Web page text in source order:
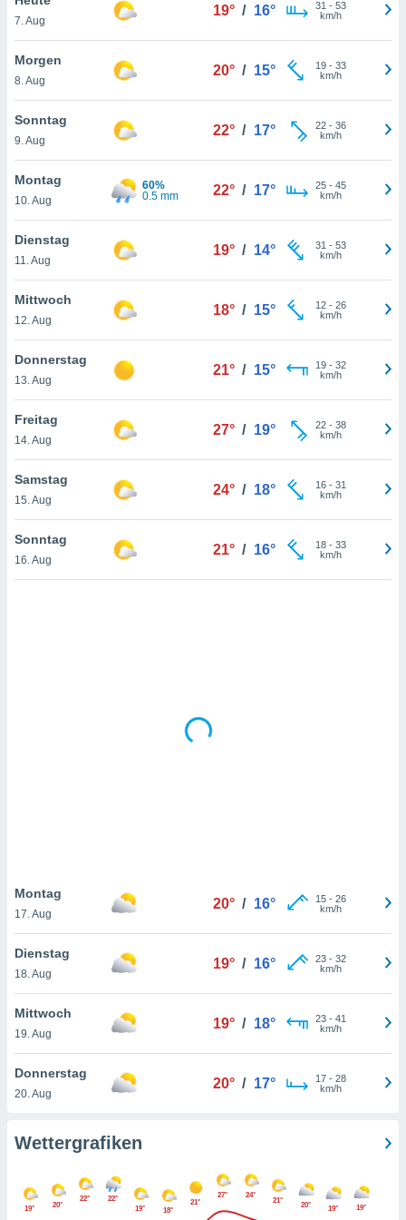
oder
Partner
es uns
das
der
Profil zu
Ihnen
finden
. Sie
jederzeit
Rand
können
von
und
klicken.
und
7. Aug
19° / 16° 31 - 53
km/h
Morgen
8. Aug
20° / 15° 19- 33
km/h
Sonntag
9. Aug
22° / 17° 22- 36
km/h
Montag
10. Aug
60%
0.5 mm
22° / 17° 25- 45
km/h
Dienstag
11. Aug
19° / 14° 31 - 53
km/h
Mittwoch
12. Aug
18° / 15° 12- 26
km/h
Donnerstag
13. Aug
21° / 15° 19- 32
km/h
Freitag
14. Aug
27° / 19° 22- 38
km/h
Samstag
15. Aug
24° / 18° 16- 31
km/h
Sonntag
16. Aug
21° / 16° 18- 33
km/h
Montag
17. Aug
20° / 16° 15- 26
km/h
Dienstag
18. Aug
19° / 16° 23- 32
km/h
Mittwoch
19. Aug
19° / 18° 23- 41
km/h
Donnerstag
20. Aug
20° / 17° 17- 28
km/h
Wettergrafiken
19° 20°
22°
22°
19°
18°
21°
27° 24°
21°
20° 19° 19°